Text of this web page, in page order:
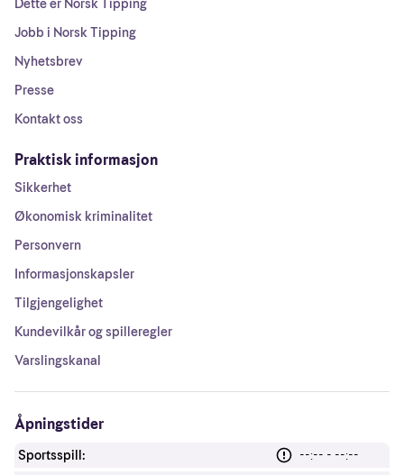
Dette er Norsk Tipping
Jobb i Norsk Tipping
Nyhetsbrev
Presse
Kontakt oss
Praktisk informasjon
Sikkerhet
Økonomisk kriminalitet
Personvern
Informasjonskapsler
Tilgjengelighet
Kundevilkår og spilleregler
Varslingskanal
Åpningstider
Sportsspill: --:-- - --:--